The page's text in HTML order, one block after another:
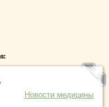
Новости медицины